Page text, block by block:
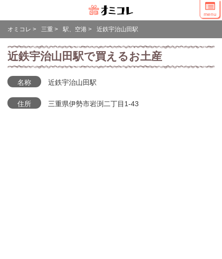
menu
オミコレ > 三重 > 駅、空港 > 近鉄宇治山田駅
近鉄宇治山田駅で買えるお土産
名称 近鉄宇治山田駅
住所 三重県伊勢市岩渕二丁目1-43